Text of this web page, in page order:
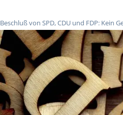
Beschluß von SPD, CDU und FDP: Kein